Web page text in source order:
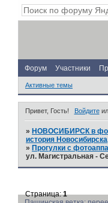
Форум Участники
Активные темы
Привет, Гость! Войдите
» НОВОСИБИРСК в
история
» Прогулки с
ул. Магистральная -
Страница:1